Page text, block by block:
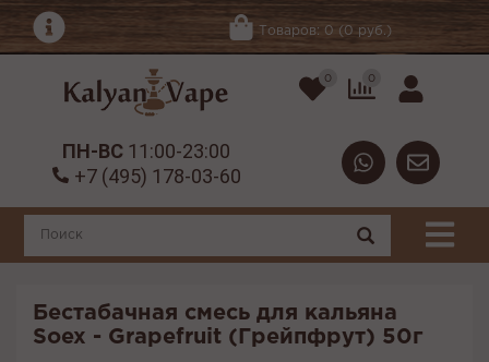
Товаров: 0 (0 руб.)
0 0
ПН-ВС 11:00-23:00
+7 (495) 178-03-60
Бестабачная смесь для кальяна
Soex - Grapefruit (Грейпфрут) 50г